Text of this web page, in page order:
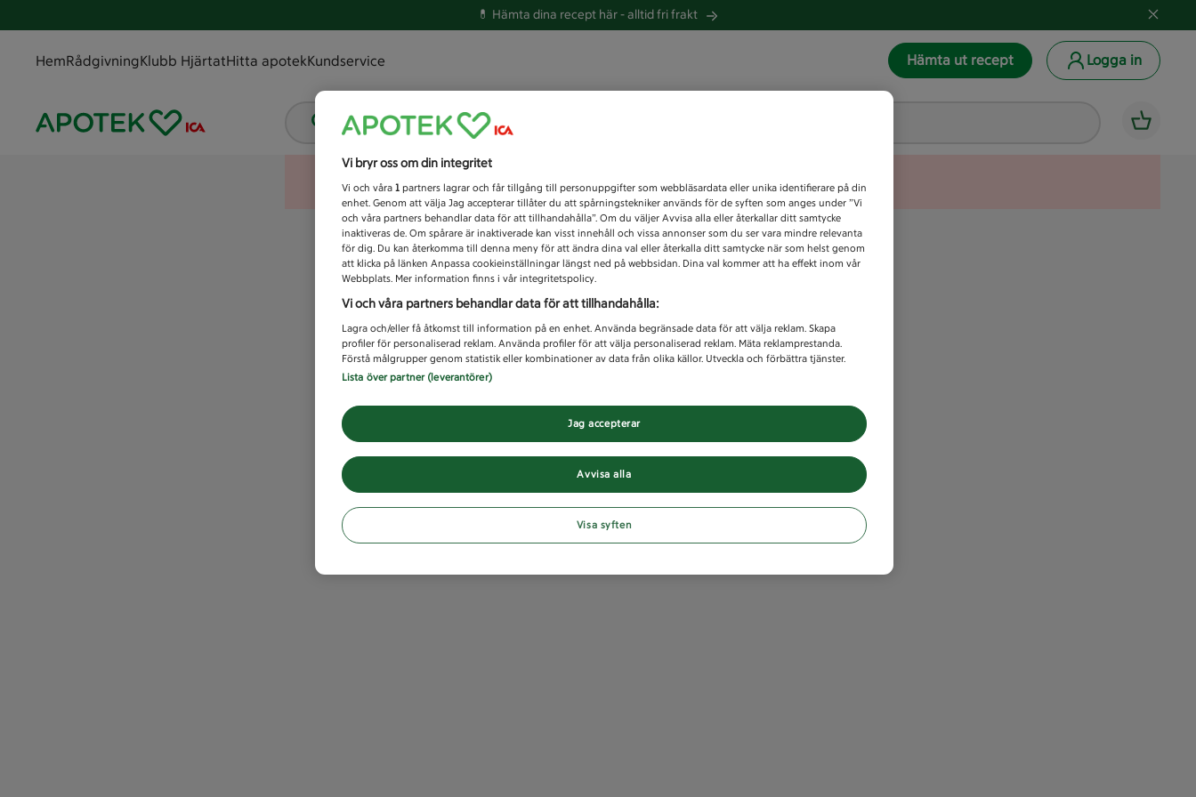
💊 Hämta dina recept här -alltid fri frakt
HemRådgivningKlubb HjärtatHitta apotekKundservice Hämta ut recept Logga in
Vad letar du efter idag?
Unknown error
Vi bryr oss om din integritet
Vi och våra 1 partners lagrar och får tillgång till personuppgifter som webbläsardata eller unika identifierare på din
enhet. Genom att välja Jag accepterar tillåter du att spårningstekniker används för de syften som anges under ”Vi
och våra partners behandlar data för att tillhandahålla”. Om du väljer Avvisa alla eller återkallar ditt samtycke
inaktiveras de. Om spårare är inaktiverade kan visst innehåll och vissa annonser som du ser vara mindre relevanta
för dig. Du kan återkomma till denna meny för att ändra dina val eller återkalla ditt samtycke när som helst genom
att klicka på länken Anpassa cookieinställningar längst ned på webbsidan. Dina val kommer att ha effekt inom vår
Webbplats. Mer information finns i vår integritetspolicy.
Vi och våra partners behandlar data för att tillhandahålla:
Lagra och/eller få åtkomst till information på en enhet. Använda begränsade data för att välja reklam. Skapa
profiler för personaliserad reklam. Använda profiler för att välja personaliserad reklam. Mäta reklamprestanda.
Förstå målgrupper genom statistik eller kombinationer av data från olika källor. Utveckla och förbättra tjänster.
Lista över partner (leverantörer)
Avvisa alla
Jag accepterar
Visa syften